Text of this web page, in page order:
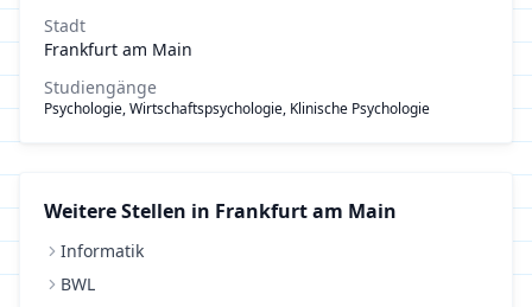
Stadt
Frankfurt am Main
Studiengänge
Psychologie, Wirtschaftspsychologie, Klinische Psychologie
Weitere Stellen in Frankfurt am Main
Informatik
BWL